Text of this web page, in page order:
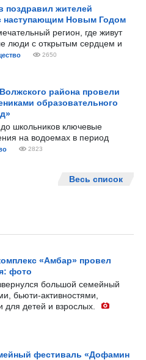
поздравил жителей
наступающим Новым Годом
регион, где живут
люди с открытым сердцем и
2650
района провели
образовательного
школьников ключевые
на водоемах в период
2823
Весь список
«Амбар» провел
фото
большой семейный
бьюти-активностями,
для детей и взрослых.
фестиваль «Дофамин